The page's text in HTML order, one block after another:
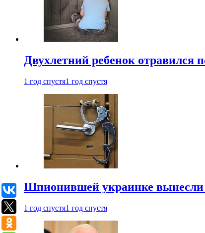
Двухлетний ребенок
1 год спустя1 год спустя
Шпионившей украинке вынесли
1 год спустя1 год спустя